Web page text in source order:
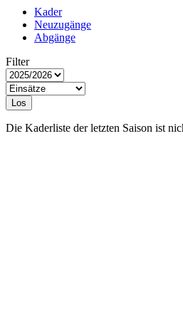
Kader
Neuzugänge
Abgänge
Filter
Los
Die Kaderliste der letzten Saison ist